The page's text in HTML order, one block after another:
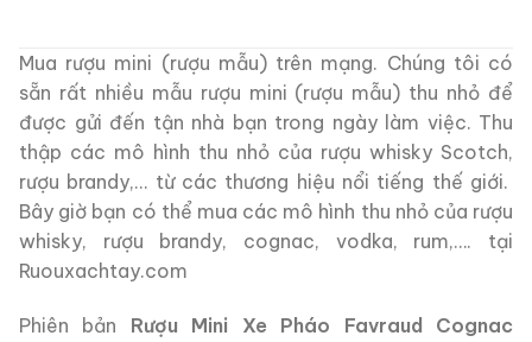
Mua rượu mini (rượu mẫu) trên mạng. Chúng tôi có
sẵn rất nhiều mẫu rượu mini (rượu mẫu) thu nhỏ để
được gửi đến tận nhà bạn trong ngày làm việc. Thu
thập các mô hình thu nhỏ của rượu whisky Scotch,
rượu brandy,… từ các thương hiệu nổi tiếng thế giới.
Bây giờ bạn có thể mua các mô hình thu nhỏ của rượu
whisky, rượu brandy, cognac, vodka, rum,…. tại
Ruouxachtay.com
Phiên bản Rượu Mini Xe Pháo Favraud Cognac